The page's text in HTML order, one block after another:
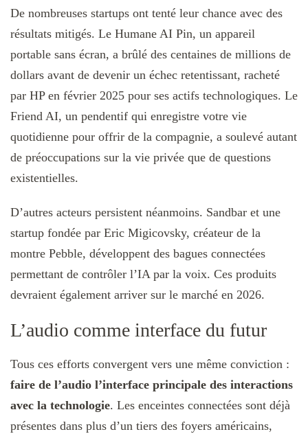
De nombreuses startups ont tenté leur chance avec des
résultats mitigés. Le Humane AI Pin, un appareil
portable sans écran, a brûlé des centaines de millions de
dollars avant de devenir un échec retentissant, racheté
par HP en février 2025 pour ses actifs technologiques. Le
Friend AI, un pendentif qui enregistre votre vie
quotidienne pour offrir de la compagnie, a soulevé autant
de préoccupations sur la vie privée que de questions
existentielles.
D’autres acteurs persistent néanmoins. Sandbar et une
startup fondée par Eric Migicovsky, créateur de la
montre Pebble, développent des bagues connectées
permettant de contrôler l’IA par la voix. Ces produits
devraient également arriver sur le marché en 2026.
L’audio comme interface du futur
Tous ces efforts convergent vers une même conviction :
faire de l’audio l’interface principale des interactions
avec la technologie. Les enceintes connectées sont déjà
présentes dans plus d’un tiers des foyers américains,